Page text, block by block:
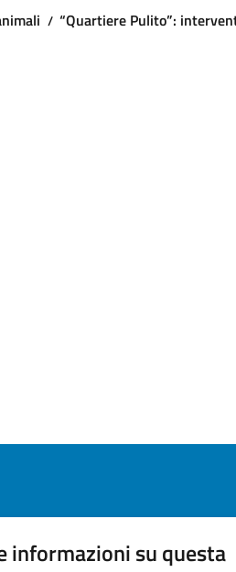
“Quartiere Pulito”:
informazioni su questa